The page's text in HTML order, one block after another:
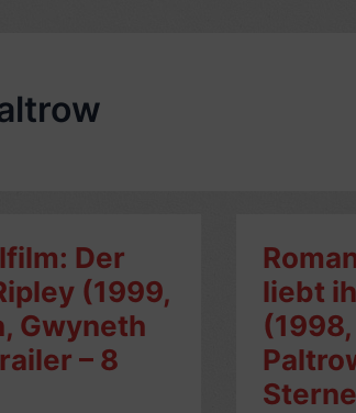
Der
(1999,
Gwyneth
– 8
liebt
Sterne